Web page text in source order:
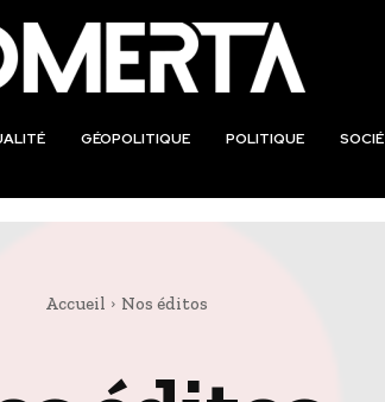
GÉOPOLITIQUE POLITIQUE
Accueil Nos éditos